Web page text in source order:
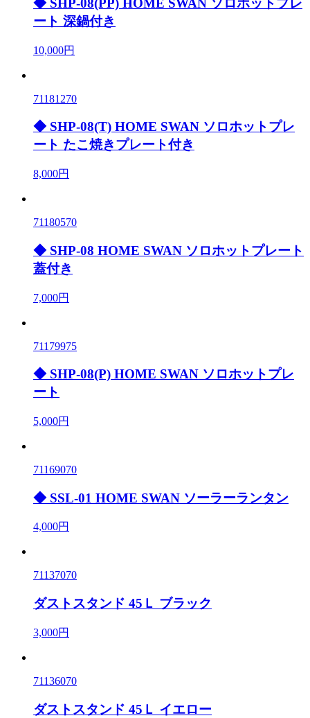
◆ SHP-08(PP) HOME SWAN ソロホットプレ
ート 深鍋付き
10,000円
71181270
◆ SHP-08(T) HOME SWAN ソロホットプレ
ート たこ焼きプレート付き
8,000円
71180570
◆ SHP-08 HOME SWAN ソロホットプレート
蓋付き
7,000円
71179975
◆ SHP-08(P) HOME SWAN ソロホットプレ
ート
5,000円
71169070
◆ SSL-01 HOME SWAN ソーラーランタン
4,000円
71137070
ダストスタンド 45Ｌ ブラック
3,000円
71136070
ダストスタンド 45Ｌ イエロー